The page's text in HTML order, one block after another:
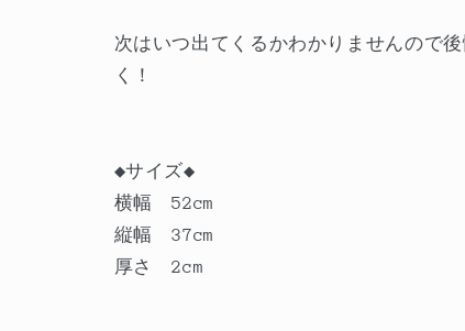
次はいつ出てくるかわかりませんので
く！
◆サイズ◆
横幅 52cm
縦幅 37cm
厚さ 2cm